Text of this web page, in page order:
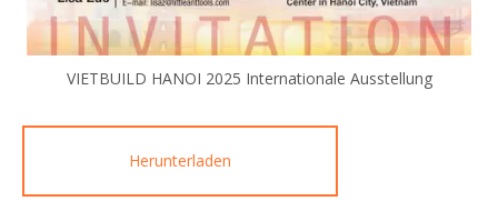
VIETBUILD HANOI 2025 Internationale Ausstellung
Herunterladen